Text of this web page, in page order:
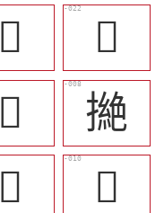
󴚀
󴚃
󴙷
撧
󴙻
󴙺